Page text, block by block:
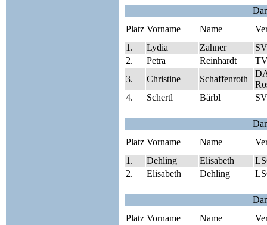
Platz Vorname Name
1.
Lydia Zahner
2.
Petra Reinhardt
3.
Christine Schaffenroth
4.
Schertl Bärbl
Platz Vorname Name
1.
Dehling Elisabeth
2.
Elisabeth Dehling
Platz Vorname Name